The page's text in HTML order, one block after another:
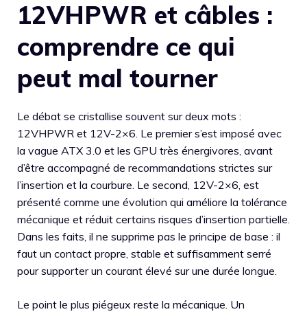
12VHPWR et câbles :
comprendre ce qui
peut mal tourner
Le débat se cristallise souvent sur deux mots :
12VHPWR et 12V-2×6. Le premier s’est imposé avec
la vague ATX 3.0 et les GPU très énergivores, avant
d’être accompagné de recommandations strictes sur
l’insertion et la courbure. Le second, 12V-2×6, est
présenté comme une évolution qui améliore la tolérance
mécanique et réduit certains risques d’insertion partielle.
Dans les faits, il ne supprime pas le principe de base : il
faut un contact propre, stable et suffisamment serré
pour supporter un courant élevé sur une durée longue.
Le point le plus piégeux reste la mécanique. Un